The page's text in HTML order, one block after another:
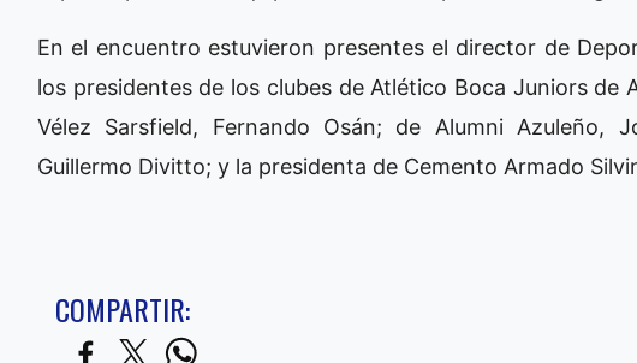
En el encuentro estuvieron presentes el director de
los presidentes de los clubes de Atlético Boca Juniors de
Vélez Sarsfield, Fernando Osán; de Alumni Azuleño,
Guillermo Divitto; y la presidenta de Cemento Armado
COMPARTIR: